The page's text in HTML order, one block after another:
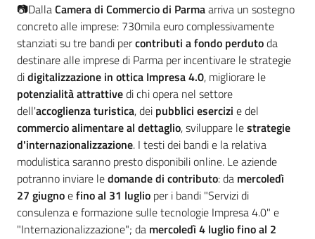
📷DallaCamera di Commercio di Parmaarriva un sostegno
concreto alle imprese: 730mila euro complessivamente
stanziati su tre bandi percontributi a fondo perdutoda
destinare alle imprese di Parma per incentivare le strategie
didigitalizzazione in ottica Impresa 4.0, migliorare le
potenzialità attrattivedi chi opera nel settore
dell'accoglienza turistica, dei pubblici esercizi e del
commercio alimentare al dettaglio, sviluppare lestrategie
d'internazionalizzazione. I testi dei bandi e la relativa
modulistica saranno presto disponibili online. Le aziende
potranno inviare ledomande di contributo: da mercoledì
27 giugnoefino al 31 luglio per i bandi "Servizi di
consulenza e formazione sulle tecnologie Impresa 4.0" e
"Internazionalizzazione"; da mercoledì 4 luglio fino al 2